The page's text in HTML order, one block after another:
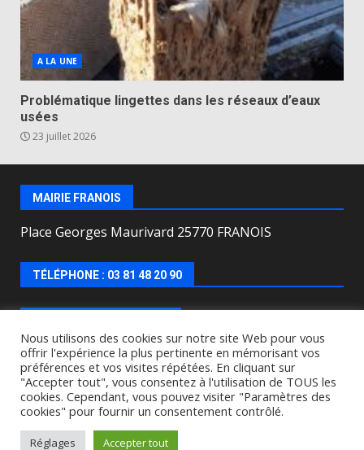
A LA UNE
Problématique lingettes dans les réseaux d’eaux
usées
23 juillet 2026
MAIRIE FRANOIS
Place Georges Maurivard 25770 FRANOIS
TÉLÉPHONE : 03 81 48 20 90
Lundi, mercredi, jeudi, vendredi de : 8h00 à 12h00 et
le Mardi de 9h00 à 12h00 et de 16h30 à 18h30.
Copyright © All rights reserved.
themes.
Nous utilisons des cookies sur notre site Web pour vous
offrir l'expérience la plus pertinente en mémorisant vos
préférences et vos visites répétées. En cliquant sur
"Accepter tout", vous consentez à l'utilisation de TOUS les
cookies. Cependant, vous pouvez visiter "Paramètres des
cookies" pour fournir un consentement contrôlé.
Réglages Accepter tout